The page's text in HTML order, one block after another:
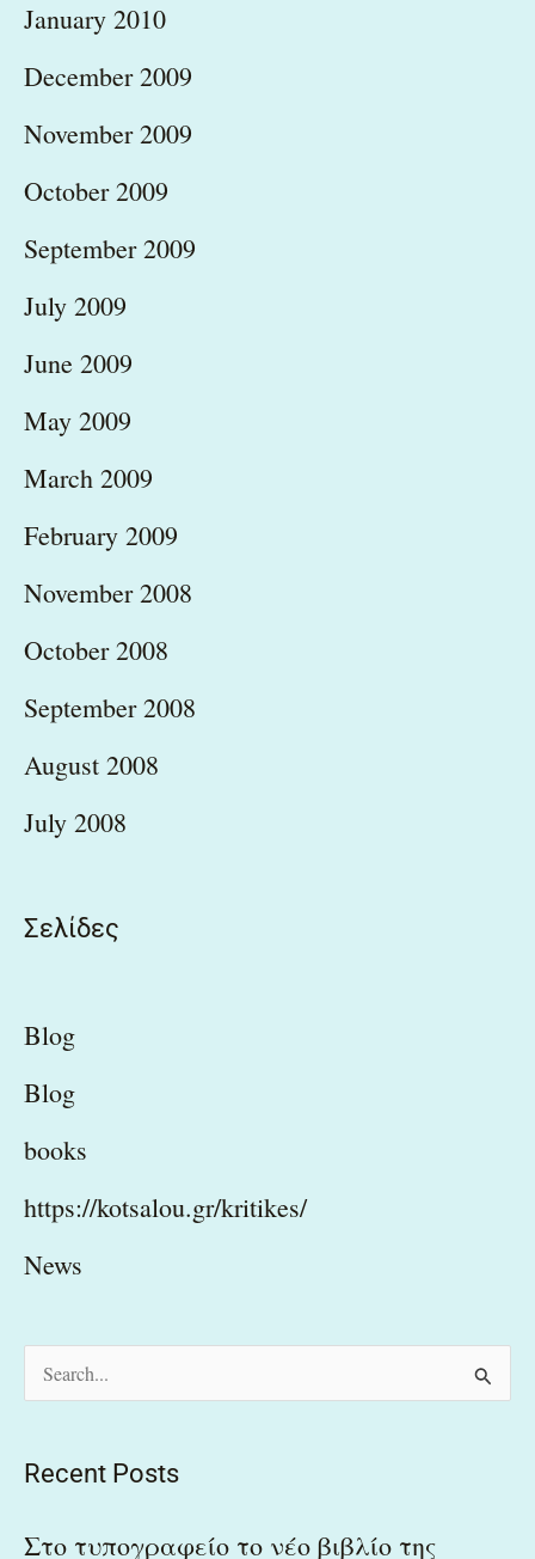
January 2010
December 2009
November 2009
October 2009
September 2009
July 2009
June 2009
May 2009
March 2009
February 2009
November 2008
October 2008
September 2008
August 2008
July 2008
Σελίδες
Blog
Blog
books
https://kotsalou.gr/kritikes/
News
c
Recent Posts
Στο τυπογραφείο το νέο βιβλίο της